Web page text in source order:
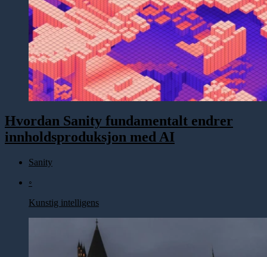
Hvordan Sanity fundamentalt endrer
innholdsproduksjon med AI
Sanity
◦
Kunstig intelligens